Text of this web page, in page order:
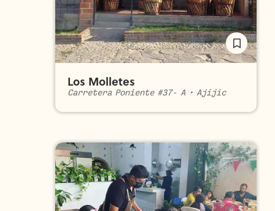
Los Molletes
Carretera Poniente #37- A•Ajijic